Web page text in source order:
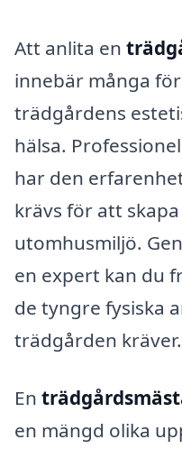
Att anlita en
innebär många
trädgårdens
hälsa.
har den
krävs för att
utomhusmiljö.
en expert kan du
de tyngre fysiska
trädgården kräver.
En
en mängd olika